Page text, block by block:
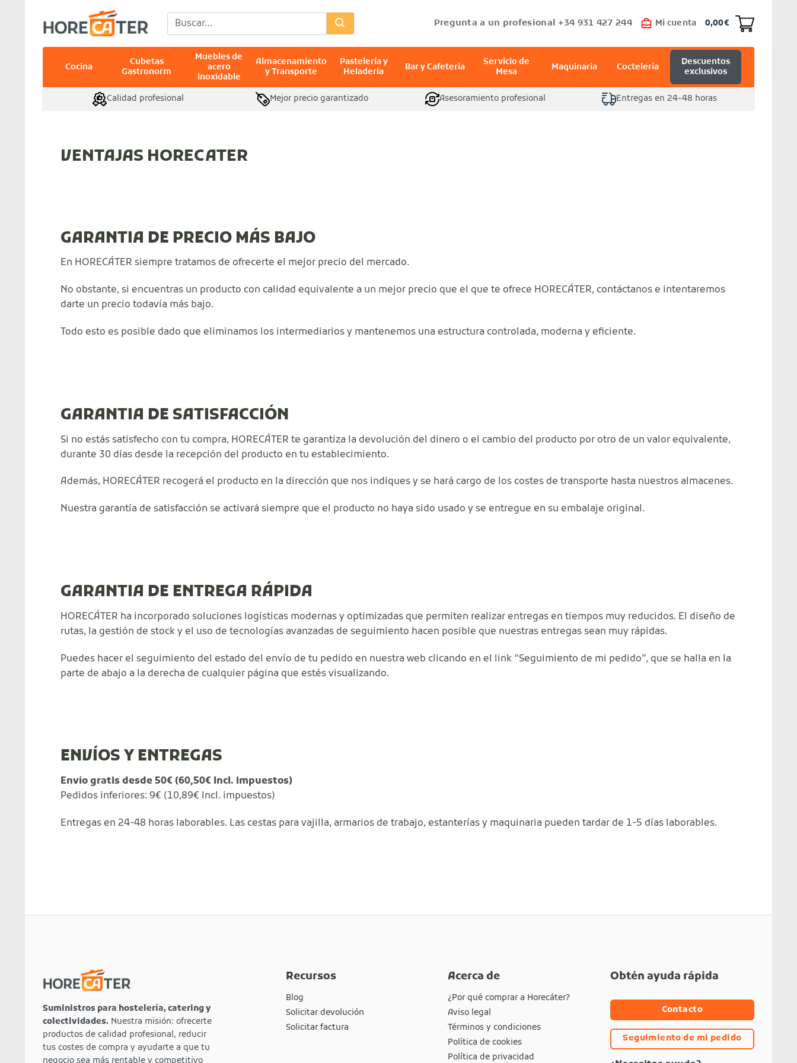
contenido
Buscar
por:
Pregunta a un profesional +34 931 427 244 Mi cuenta 0,00€
Cocina
Cubetas
Gastronorm
Muebles de
acero
inoxidable
Almacenamiento
y Transporte
Pastelería y
Heladería
Bar y Cafetería
Servicio de
Mesa
Maquinaria Coctelería
Descuentos
exclusivos
Calidad profesional Mejor precio garantizado Asesoramiento profesional Entregas en 24-48 horas
VENTAJAS HORECATER
GARANTIA DE PRECIO MÁS BAJO
En HORECÁTER siempre tratamos de ofrecerte el mejor precio del mercado.
No obstante, si encuentras un producto con calidad equivalente a un mejor precio que el que te ofrece HORECÁTER, contáctanos e intentaremos
darte un precio todavía más bajo.
Todo esto es posible dado que eliminamos los intermediarios y mantenemos una estructura controlada, moderna y eficiente.
GARANTIA DE SATISFACCIÓN
Si no estás satisfecho con tu compra, HORECÁTER te garantiza la devolución del dinero o el cambio del producto por otro de un valor equivalente,
durante 30 días desde la recepción del producto en tu establecimiento.
Además, HORECÁTER recogerá el producto en la dirección que nos indiques y se hará cargo de los costes de transporte hasta nuestros almacenes.
Nuestra garantía de satisfacción se activará siempre que el producto no haya sido usado y se entregue en su embalaje original.
GARANTIA DE ENTREGA RÁPIDA
HORECÁTER ha incorporado soluciones logísticas modernas y optimizadas que permiten realizar entregas en tiempos muy reducidos. El diseño de
rutas, la gestión de stock y el uso de tecnologías avanzadas de seguimiento hacen posible que nuestras entregas sean muy rápidas.
Puedes hacer el seguimiento del estado del envío de tu pedido en nuestra web clicando en el link “Seguimiento de mi pedido”, que se halla en la
parte de abajo a la derecha de cualquier página que estés visualizando.
ENVÍOS Y ENTREGAS
Envío gratis desde 50€ (60,50€ Incl. impuestos)
Pedidos inferiores: 9€ (10,89€ Incl. impuestos)
Entregas en 24-48 horas laborables. Las cestas para vajilla, armarios de trabajo, estanterías y maquinaria pueden tardar de 1-5 días laborables.
Suministros para hostelería, catering y
colectividades. Nuestra misión: ofrecerte
productos de calidad profesional, reducir
tus costes de compra y ayudarte a que tu
Recursos
Blog
Solicitar devolución
Solicitar factura
Acerca de
¿Por qué comprar a Horecáter?
Aviso legal
Términos y condiciones
Política de cookies
Política de privacidad
Obtén ayuda rápida
Contacto
Seguimiento de mi pedido